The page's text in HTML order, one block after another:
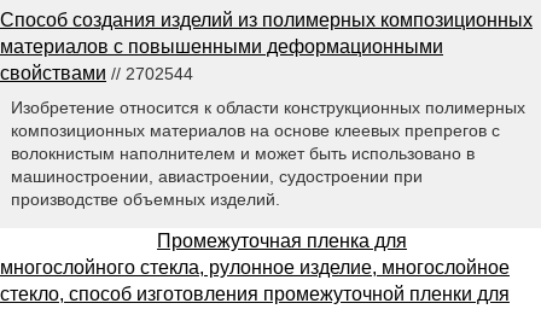
Способ создания изделий из полимерных композиционных
материалов с повышенными деформационными
свойствами // 2702544
Изобретение относится к области конструкционных полимерных
композиционных материалов на основе клеевых препрегов с
волокнистым наполнителем и может быть использовано в
машиностроении, авиастроении, судостроении при
производстве объемных изделий.
Промежуточная пленка для
многослойного стекла, рулонное изделие, многослойное
стекло, способ изготовления промежуточной пленки для